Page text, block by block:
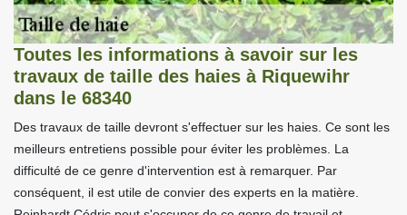
Toutes les informations à savoir sur les
travaux de taille des haies à Riquewihr
dans le 68340
Des travaux de taille devront s'effectuer sur les haies. Ce sont les
meilleurs entretiens possible pour éviter les problèmes. La
difficulté de ce genre d'intervention est à remarquer. Par
conséquent, il est utile de convier des experts en la matière.